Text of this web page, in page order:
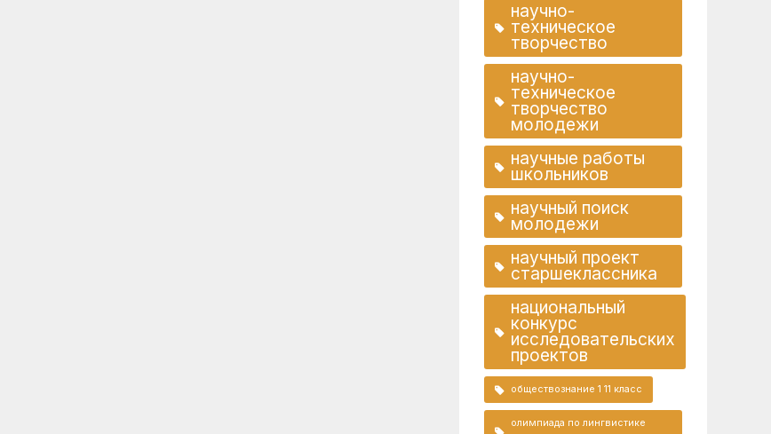
научно-
техническое
творчество
научно-
техническое
творчество
молодежи
научные работы
школьников
научный поиск
молодежи
научный проект
старшеклассника
национальный
конкурс
исследовательских
проектов
обществознание 1 11 класс
олимпиада по лингвистике